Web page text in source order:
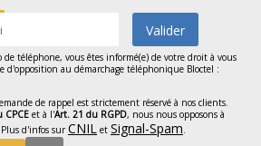
Valider
téléphone, vous êtes informé(e) de votre droit à vous
au démarchage téléphonique Bloctel :
de rappel est strictement réservé à nos clients.
CPCE et à l'Art. 21 du RGPD, nous nous opposons à
d'infos surCNIL et Signal-Spam.